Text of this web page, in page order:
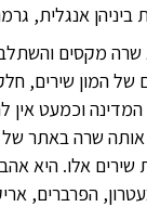
ביניהן אנגלית,
המון שירים,
וכמעט אין
אותה שרה באתר
שירים אלו. היא
הפרברים,